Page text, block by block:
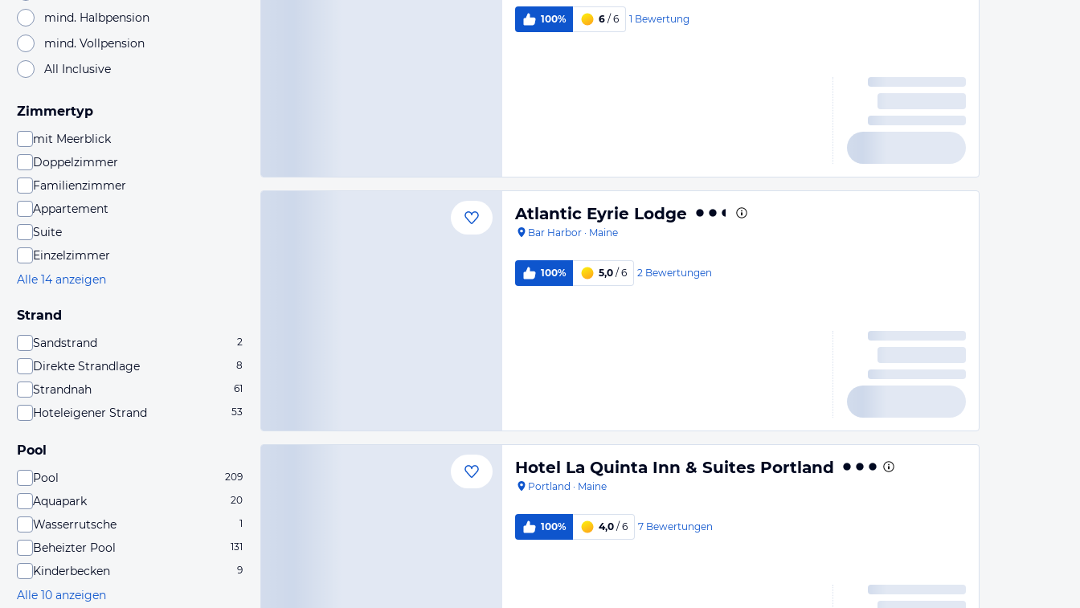
mind. Halbpension
mind. Vollpension
All Inclusive
Zimmertyp
mit Meerblick
Doppelzimmer
Familienzimmer
Appartement
Suite
Einzelzimmer
Alle 14 anzeigen
Strand
Sandstrand 2
Direkte Strandlage 8
Strandnah 61
Hoteleigener Strand 53
Pool
Pool 209
Aquapark 20
Wasserrutsche 1
Beheizter Pool 131
Kinderbecken 9
Alle 10 anzeigen
100% 6 / 6 1 Bewertung
Atlantic Eyrie Lodge
Bar Harbor · Maine
100% 5,0 / 6 2 Bewertungen
Hotel La Quinta Inn & Suites Portland
Portland · Maine
100% 4,0 / 6 7 Bewertungen